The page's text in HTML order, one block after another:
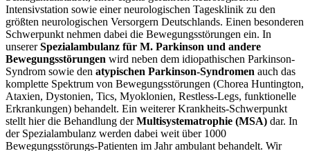
Intensivstation sowie einer neurologischen Tagesklinik zu den
größten neurologischen Versorgern Deutschlands. Einen besonderen
Schwerpunkt nehmen dabei die Bewegungsstörungen ein. In
unsererSpezialambulanz für M. Parkinson und andere
Bewegungsstörungen wird neben dem idiopathischen Parkinson-
Syndrom sowie den atypischen Parkinson-Syndromen auch das
komplette Spektrum von Bewegungsstörungen (Chorea Huntington,
Ataxien, Dystonien, Tics, Myoklonien, Restless-Legs, funktionelle
Erkrankungen) behandelt. Ein weiterer Krankheits-Schwerpunkt
stellt hier die Behandlung derMultisystematrophie (MSA) dar. In
der Spezialambulanz werden dabei weit über 1000
Bewegungsstörungs-Patienten im Jahr ambulant behandelt. Wir